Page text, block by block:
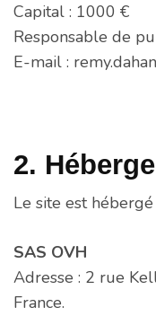
Capital : 1000 €
Responsable de
E-mail :
2.
Le site est hébergé
SAS OVH
Adresse : 2 rue
France.